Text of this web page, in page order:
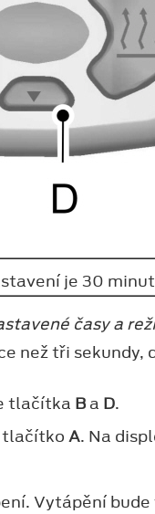
je 30
časy a
než tři sekundy,
tlačítka B a D.
tlačítko A. Na
Vytápění bude